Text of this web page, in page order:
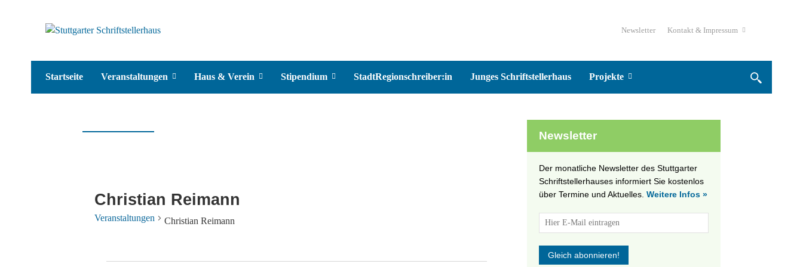
Newsletter Kontakt & Impressum
Startseite Veranstaltungen Haus & Verein Stipendium StadtRegionschreiber:in Junges Schriftstellerhaus Projekte
Christian Reimann
Veranstaltungen Christian Reimann
Newsletter
Der monatliche Newsletter des Stuttgarter
Schriftstellerhauses informiert Sie kostenlos
über Termine und Aktuelles. Weitere Infos »